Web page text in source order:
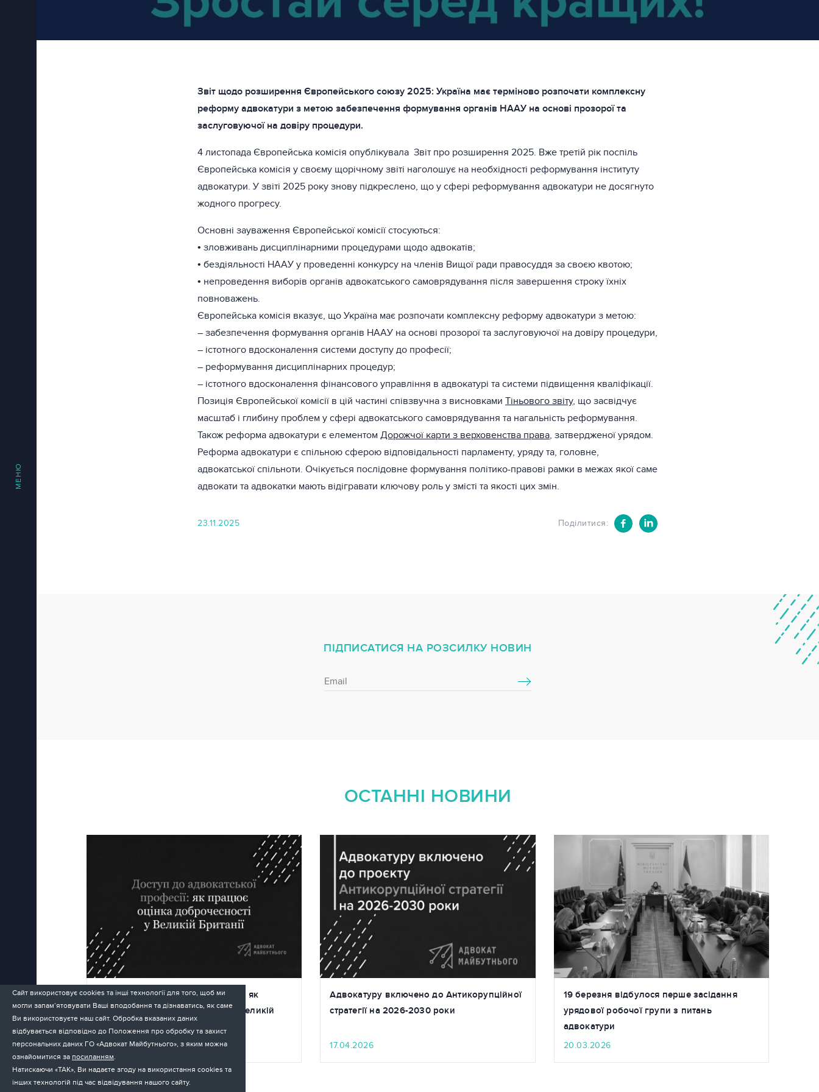
МЕНЮ
Звіт щодо розширення Європейського союзу 2025: Україна має терміново розпочати комплексну
реформу адвокатури з метою забезпечення формування органів НААУ на основі прозорої та
заслуговуючої на довіру процедури.
4 листопада Європейська комісія опублікувала Звіт про розширення 2025. Вже третій рік поспіль
Європейська комісія у своєму щорічному звіті наголошує на необхідності реформування інституту
адвокатури. У звіті 2025 року знову підкреслено, що у сфері реформування адвокатури не досягнуто
жодного прогресу.
Основні зауваження Європейської комісії стосуються:
• зловживань дисциплінарними процедурами щодо адвокатів;
• бездіяльності НААУ у проведенні конкурсу на членів Вищої ради правосуддя за своєю квотою;
• непроведення виборів органів адвокатського самоврядування після завершення строку їхніх
повноважень.
Європейська комісія вказує, що Україна має розпочати комплексну реформу адвокатури з метою:
– забезпечення формування органів НААУ на основі прозорої та заслуговуючої на довіру процедури,
– істотного вдосконалення системи доступу до професії;
– реформування дисциплінарних процедур;
– істотного вдосконалення фінансового управління в адвокатурі та системи підвищення кваліфікації.
Позиція Європейської комісії в цій частині співзвучна з висновками Тіньового звіту, що засвідчує
масштаб і глибину проблем у сфері адвокатського самоврядування та нагальність реформування.
Також реформа адвокатури є елементом Дорожчої карти з верховенства права, затвердженої урядом.
Реформа адвокатури є спільною сферою відповідальності парламенту, уряду та, головне,
адвокатської спільноти. Очікується послідовне формування політико-правові рамки в межах якої саме
адвокати та адвокатки мають відігравати ключову роль у змісті та якості цих змін.
23.11.2025 Поділитися:
ПІДПИСАТИСЯ НА РОЗСИЛКУ НОВИН
ОСТАННІ НОВИНИ
Доступ до адвокатської професії: як
працює оцінка доброчесності у Великій
Британії
22.05.2026
Адвокатуру включено до Антикорупційної
стратегії на 2026-2030 роки
17.04.2026
19 березня відбулося перше засідання
урядової робочої групи з питань
адвокатури
20.03.2026
Сайт використовує cookies та інші технології для того, щоб ми
могли запам’ятовувати Ваші вподобання та дізнаватись, як саме
Ви використовуєте наш сайт. Обробка вказаних даних
відбувається відповідно до Положення про обробку та захист
персональних даних ГО «Адвокат Майбутнього», з яким можна
ознайомитися за посиланням.
Натискаючи «ТАК», Ви надаєте згоду на використання cookies та
інших технологій під час відвідування нашого сайту.